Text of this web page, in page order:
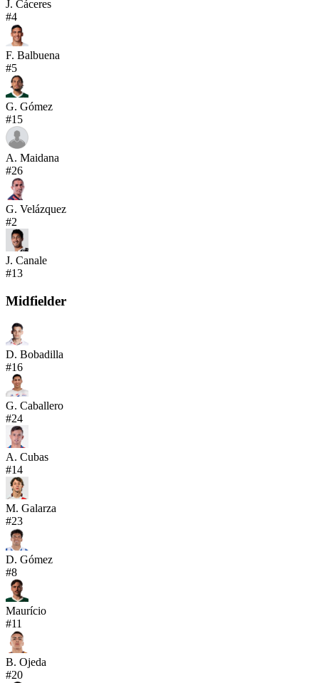
J. Cáceres
#4
F. Balbuena
#5
G. Gómez
#15
A. Maidana
#26
G. Velázquez
#2
J. Canale
#13
Midfielder
D. Bobadilla
#16
G. Caballero
#24
A. Cubas
#14
M. Galarza
#23
D. Gómez
#8
Maurício
#11
B. Ojeda
#20